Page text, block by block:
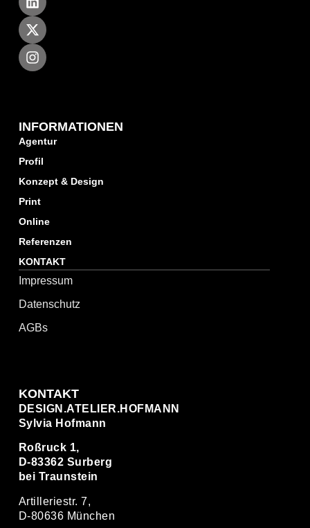
INFORMATIONEN
Agentur
Profil
Konzept & Design
Print
Online
Referenzen
KONTAKT
Impressum
Datenschutz
AGBs
KONTAKT
DESIGN.ATELIER.HOFMANN
Sylvia Hofmann
Roßruck 1,
D-83362 Surberg
bei Traunstein
Artilleriestr. 7,
D-80636 München